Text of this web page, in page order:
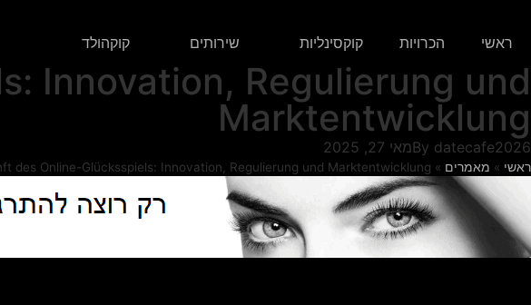
ראשי הכרויות קוקסינליות שירותים קוקהולד
Innovation, Regulierung und
Marktentwicklung
By datecafe2026 מאי 27, 2025
ראשי » מאמרים »
des Online-Glücksspiels: Innovation, Regulierung und Marktentwicklung